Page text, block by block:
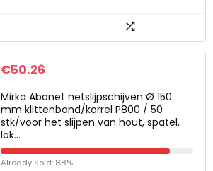
€50.26
Mirka Abanet netslijpschijven Ø 150
mm klittenband/korrel P800 / 50
stk/voor het slijpen van hout, spatel,
lak…
Already Sold: 88%